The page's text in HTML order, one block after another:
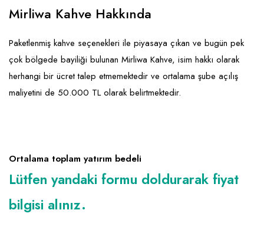
Sağlık Güzellik
Turizm - Eğlence
Mobilya ve Ev Tekstili
Oyuncak ve Hediyelik
Takı
Gıda ve Sarf Malzemeleri
Güvenlik - Temizlik
Giyim - Aksesuar
Lojistik - Kargo ve Kurye
Mali Kayıt ve Denetim
Matbaa - Fotoğraf
Mirliwa Kahve Hakkında
Paketlenmiş kahve seçenekleri ile piyasaya çıkan ve bugün pek
çok bölgede bayiliği bulunan Mirliwa Kahve, isim hakkı olarak
herhangi bir ücret talep etmemektedir ve ortalama şube açılış
maliyetini de 50.000 TL olarak belirtmektedir.
Ortalama toplam yatırım bedeli
Lütfen yandaki formu doldurarak fiyat
bilgisi alınız.